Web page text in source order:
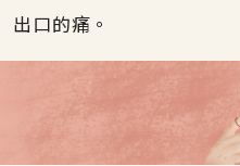
出口的痛。